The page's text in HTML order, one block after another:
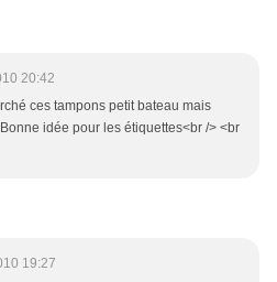
20:42
ces tampons petit bateau mais
idée pour les étiquettes<br /> <br
19:27